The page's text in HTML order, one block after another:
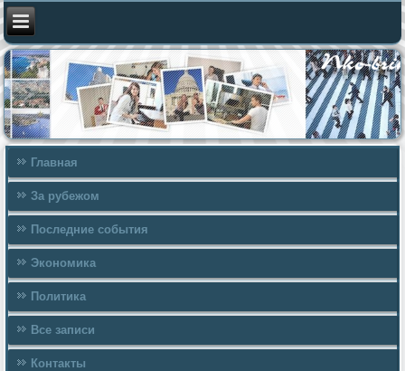
Главная
За рубежом
Последние события
Экономика
Политика
Все записи
Контакты